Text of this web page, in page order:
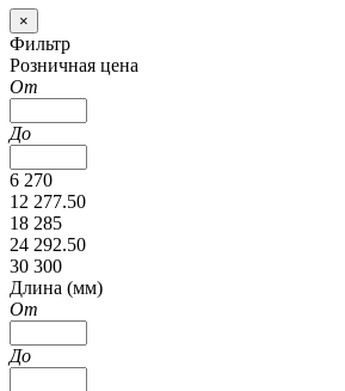
×
Фильтр
Розничная цена
От
До
6 270
12 277.50
18 285
24 292.50
30 300
Длина (мм)
От
До